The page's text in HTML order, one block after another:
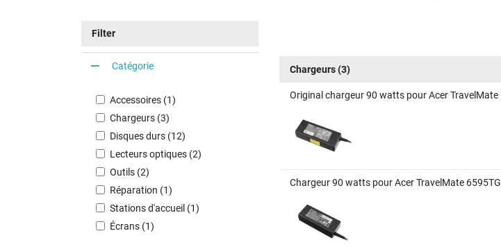
Filter
Catégorie
Accessoires (1)
Chargeurs (3)
Disques durs (12)
Lecteurs optiques (2)
Outils (2)
Réparation (1)
Stations d'accueil (1)
Écrans (1)
Chargeurs(3)
Original chargeur 90 watts pour Acer TravelMate
Chargeur 90 watts pour Acer TravelMate 6595TG